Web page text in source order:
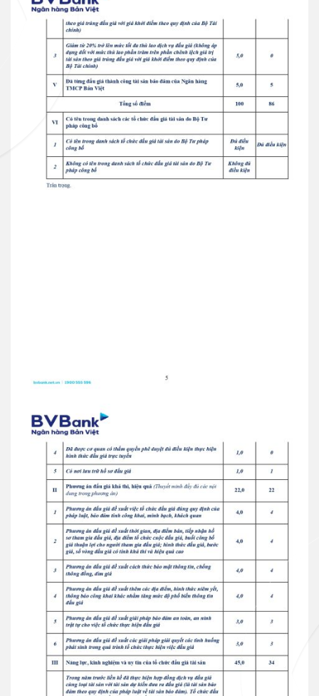
Thẻ tín dụng
Thẻ tín dụng BVBank JCB 7-
Eleven
Thẻ tín dụng
Thẻ tín dụng BVBank JCB Link
Thẻ tín dụng